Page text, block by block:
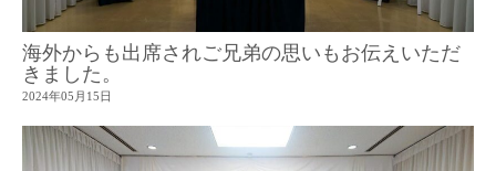
海外からも出席されご兄弟の思いもお伝えいただ
きました。
2024年05月15日